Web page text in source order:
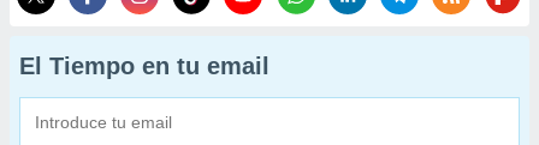
El Tiempo en tu email